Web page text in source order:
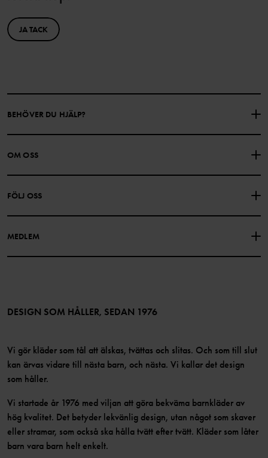
JA TACK
BEHÖVER DU HJÄLP?
PRESENTKORTSALDO KÖPVILLKOR
INTEGRITETSPOLICY
OM OSS
FÖLJ OSS
MEDLEM
Bli medlem
DESIGN SOM HÅLLER, SEDAN 1976
Vi gör kläder som tål att älskas, tvättas och slitas. Och som till slut
kan ärvas vidare till nästa barn, och nästa. Vi kallar det design
som håller.
Vi startade år 1976 med viljan att göra bekväma barnkläder av
hög kvalitet. Det betyder lekvänlig design, utan något som skaver
eller stramar, som också ska hålla tvätt efter tvätt. Kläder som låter
barn vara barn helt enkelt.